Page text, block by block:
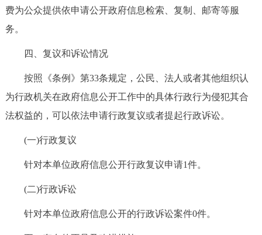
费为公众提供依申请公开政府信息检索、复制、邮寄等服
务。
四、复议和诉讼情况
按照《条例》第33条规定，公民、法人或者其他组织认
为行政机关在政府信息公开工作中的具体行政行为侵犯其合
法权益的，可以依法申请行政复议或者提起行政诉讼。
(一)行政复议
针对本单位政府信息公开行政复议申请1件。
(二)行政诉讼
针对本单位政府信息公开的行政诉讼案件0件。